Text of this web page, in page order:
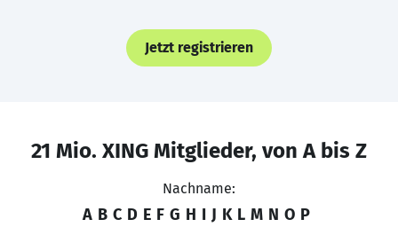
Jetzt registrieren
21 Mio. XING Mitglieder, von A bis Z
Nachname:
A B C D E F G H I J K L M N O P